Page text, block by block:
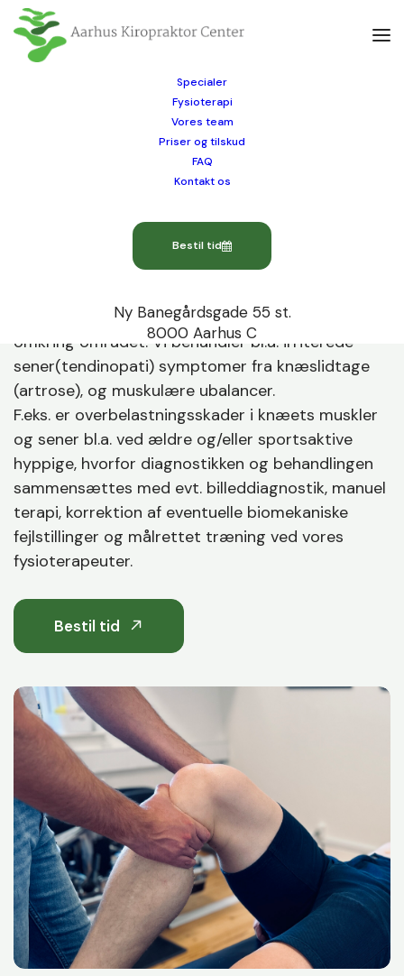
Specialer
Fysioterapi
Vores team
Priser og tilskud
FAQ
Kontakt os
Bestil tid
Ny Banegårdsgade 55 st.
8000 Aarhus C
udredning af knæsmerter med ortopædisk
vurdering, røntgen og eller ultralydsscanning
også fra fod, hofte, bækken eller muskulatur
omkring området. Vi behandler bl.a. irriterede
sener(tendinopati) symptomer fra knæslidtage
(artrose), og muskulære ubalancer.
F.eks. er overbelastningsskader i knæets muskler
og sener bl.a. ved ældre og/eller sportsaktive
hyppige, hvorfor diagnostikken og behandlingen
sammensættes med evt. billeddiagnostik, manuel
terapi, korrektion af eventuelle biomekaniske
fejlstillinger og målrettet træning ved vores
fysioterapeuter.
Bestil tid